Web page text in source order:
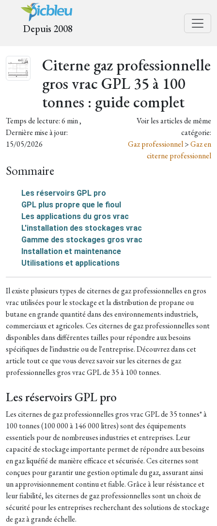
Depuis 2008
Citerne gaz professionnelle
gros vrac GPL 35 à 100
tonnes : guide complet
Temps de lecture: 6 min ,
Dernière mise à jour:
15/05/2026
Voir les articles de même
catégorie:
Gaz professionnel>Gaz en
citerne professionnel
Sommaire
Les réservoirs GPL pro
GPL plus propre que le fioul
Les applications du gros vrac
L'installation des stockages vrac
Gamme des stockages gros vrac
Installation et maintenance
Utilisations et applications
Il existe plusieurs types de citernes de gaz professionnelles en gros
vrac utilisées pour le stockage et la distribution de propane ou
butane en grande quantité dans des environnements industriels,
commerciaux et agricoles. Ces citernes de gaz professionnelles sont
disponibles dans différentes tailles pour répondre aux besoins
spécifiques de l'industrie ou de l'entreprise.Découvrez dans cet
article tout ce que vous devez savoir sur les citernes de gaz
professionnelles gros vrac GPL de 35 à 100 tonnes.
Les réservoirs GPL pro
Les citernes de gaz professionnelles gros vrac GPL de 35 tonnes* à
100 tonnes (100 000 à 146 000 litres) sont des équipements
essentiels pour de nombreuses industries et entreprises. Leur
capacité de stockage importante permet de répondre aux besoins
en gaz liquéfié de manière efficace et sécurisée. Ces citernes sont
conçues pour garantir une gestion optimale du gaz, assurant ainsi
un approvisionnement continu et fiable. Grâce à leur résistance et
leur fiabilité, les citernes de gaz professionnelles sont un choix de
sécurité pour les entreprises recherchant des solutions de stockage
de gaz à grande échelle.